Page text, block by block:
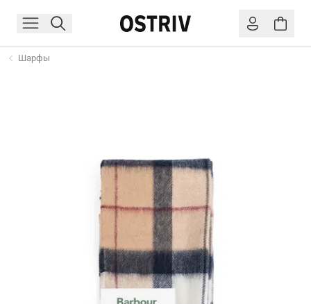
Шарфы